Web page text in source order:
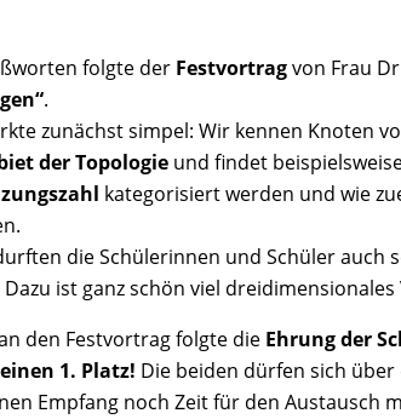
folgte der Festvortragvon Frau
.
zunächst simpel: Wir kennen Knoten
der Topologie und findet
kategorisiert werden und wie
die Schülerinnen und Schüler auch
ist ganz schön viel
den Festvortrag folgte die Ehrung der
1. Platz! Die beiden dürfen sich
Empfang noch Zeit für den Austausch